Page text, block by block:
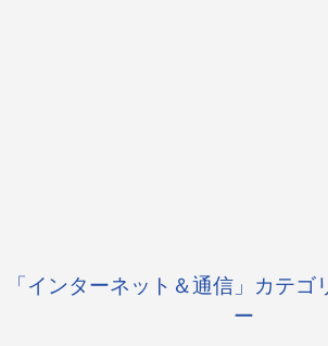
「インターネット＆通信」カテゴ
ー